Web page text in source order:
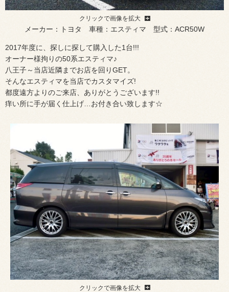
クリックで画像を拡大
メーカー：トヨタ 車種：エスティマ 型式：ACR50W
2017年度に、探しに探して購入した1台!!!
オーナー様拘りの50系エスティマ♪
八王子～当店近隣までお店を回りGET。
そんなエスティマを当店でカスタマイズ!
都度遠方よりのご来店、ありがとうございます!!
痒い所に手が届く仕上げ…お付き合い致します☆
クリックで画像を拡大